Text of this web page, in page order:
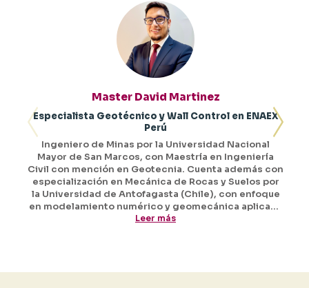
Master David Martinez
Especialista Geotécnico y Wall Control en ENAEX
Perú
Ingeniero de Minas por la Universidad Nacional
Mayor de San Marcos, con Maestría en Ingeniería
Civil con mención en Geotecnia. Cuenta además con
especialización en Mecánica de Rocas y Suelos por
la Universidad de Antofagasta (Chile), con enfoque
en modelamiento numérico y geomecánica aplicada
a minería. Con más de 10 años de experiencia en
Leer más